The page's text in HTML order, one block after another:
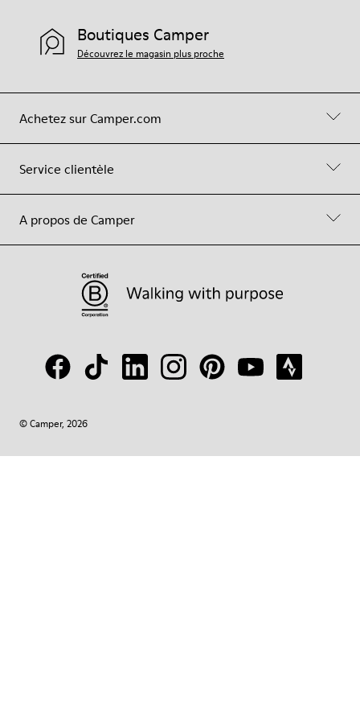
Achetez sur Camper.com
Service clientèle
A propos de Camper
Boutiques Camper
Découvrez le magasin plus proche
© Camper, 2026